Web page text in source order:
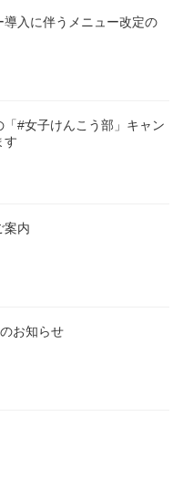
入に伴うメニュー改定の
#女子けんこう部」キャン
す
案内
お知らせ